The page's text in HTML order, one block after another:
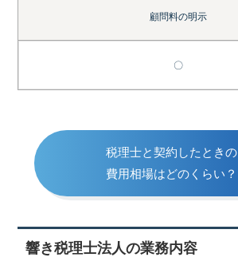
顧問料の明示
〇
税理士と契約したときの
費用相場はどのくらい？
響き税理士法人の業務内容